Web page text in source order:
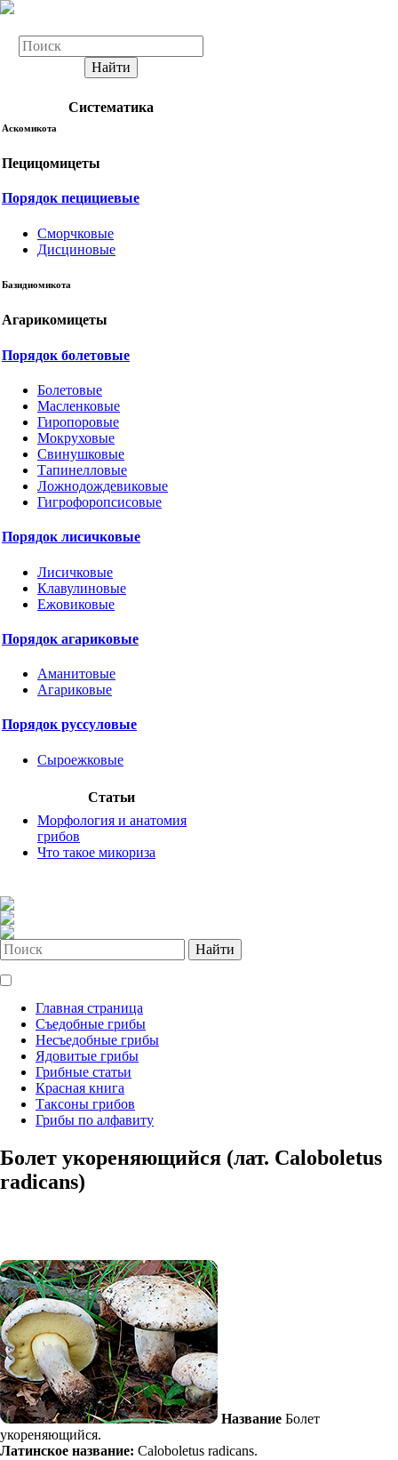
Найти
Систематика
Аскомикота
Пецицомицеты
Порядок пецициевые
Сморчковые
Дисциновые
Базидиомикота
Агарикомицеты
Порядок болетовые
Болетовые
Масленковые
Гиропоровые
Мокруховые
Свинушковые
Тапинелловые
Ложнодождевиковые
Гигрофоропсисовые
Порядок лисичковые
Лисичковые
Клавулиновые
Ежовиковые
Порядок агариковые
Аманитовые
Агариковые
Порядок руссуловые
Сыроежковые
Статьи
Морфология и анатомия
грибов
Что такое микориза
Найти
Главная страница
Съедобные грибы
Несъедобные грибы
Ядовитые грибы
Грибные статьи
Красная книга
Таксоны грибов
Грибы по алфавиту
Болет укореняющийся (лат. Caloboletus
radicans)
Название Болет
укореняющийся.
Латинское название: Caloboletus radicans.